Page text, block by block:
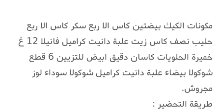
مكونات الكيك بيضتين كاس الا ربع سكر كاس الا ربع
حليب نصف كاس زيت علبة دانيت كراميل فانيلا 12 غ
خميرة الحلويات كاسان دقيق ابيض للتزيين 6 قطع
شوكولا بيضاء علبة دانيت كراميل شوكولا سوداء لوز
مجروش.
طريقة التحضير :